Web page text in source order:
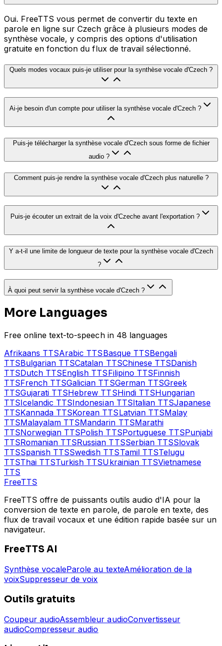
Oui. FreeTTS vous permet de convertir du texte en
parole en ligne sur Czech grâce à plusieurs modes de
synthèse vocale, y compris des options d'utilisation
gratuite en fonction du flux de travail sélectionné.
Quels modes vocaux puis-je utiliser pour la synthèse vocale d'Czech ?
Ai-je besoin d'un compte pour utiliser la synthèse vocale d'Czech ?
Puis-je télécharger la synthèse vocale d'Czech sous forme de fichier
audio ?
Comment puis-je rendre la synthèse vocale d'Czech plus naturelle ?
Puis-je écouter un extrait de la voix d'Czeche avant l'exportation ?
Y a-t-il une limite de longueur de texte pour la synthèse vocale d'Czech
?
À quoi peut servir la synthèse vocale d'Czech ?
More Languages
Free online text-to-speech in 48 languages
Afrikaans TTSArabic TTSBasqueTTSBengali
TTSBulgarian TTSCatalan TTSChineseTTSDanish
TTSDutch TTSEnglish TTSFilipino TTSFinnish
TTSFrench TTSGalician TTSGermanTTSGreek
TTSGujarati TTSHebrew TTSHindiTTSHungarian
TTSIcelandic TTSIndonesianTTSItalianTTSJapanese
TTSKannada TTSKorean TTSLatvianTTSMalay
TTSMalayalam TTSMandarin TTSMarathi
TTSNorwegian TTSPolish TTSPortugueseTTSPunjabi
TTSRomanian TTSRussian TTSSerbianTTSSlovak
TTSSpanish TTSSwedish TTSTamilTTSTelugu
TTSThai TTSTurkish TTSUkrainianTTSVietnamese
TTS
FreeTTS
FreeTTS offre de puissants outils audio d'IA pour la
conversion de texte en parole, de parole en texte, des
flux de travail vocaux et une édition rapide basée sur un
navigateur.
FreeTTS AI
Synthèse vocaleParole au texteAmélioration de la
voixSuppresseur de voix
Outils gratuits
Coupeur audioAssembleur audioConvertisseur
audioCompresseur audio